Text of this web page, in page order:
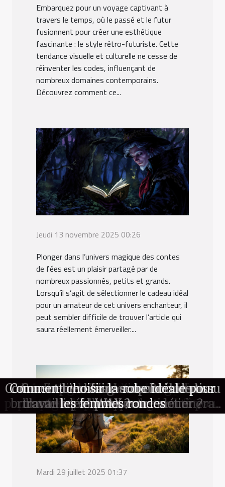
Comment le style rétro-futuriste
façonne-t-il les tendances actuelles ?
Embarquez pour un voyage captivant à
travers le temps, où le passé et le futur
fusionnent pour créer une esthétique
fascinante : le style rétro-futuriste. Cette
tendance visuelle et culturelle ne cesse de
réinventer les codes, influençant de
nombreux domaines contemporains.
Découvrez comment ce...
Comment choisir le cadeau parfait
pour un fan de contes de fées ?
Jeudi 13 novembre 2025 00:26
Plonger dans l’univers magique des contes
de fées est un plaisir partagé par de
nombreux passionnés, petits et grands.
Lorsqu’il s’agit de sélectionner le cadeau idéal
pour un amateur de cet univers enchanteur, il
peut sembler difficile de trouver l’article qui
saura réellement émerveiller....
Découvrir le slow travel : comment
voyager en pleine conscience ?
Mardi 29 juillet 2025 01:37
Avantages de la location d'un
photobooth pour mariages et fêtes
Comment les logiciels de gestion
peuvent simplifier la comptabilité pour
les petites entreprises
Conseils pour l'entretien des rideaux
selon leur type de tissu
Les finitions ongles matte versus
brillante : quelle tendance dominera
en 2024 ?
Comment choisir un pantalon de
travail idéal pour votre métier ?
Comment bien faire son choix de tissu
WAX ?
Comment choisir la robe idéale pour
les femmes rondes